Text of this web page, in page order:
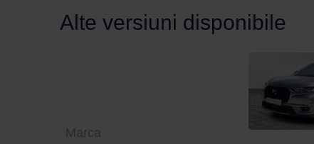
Alte versiuni disponibile
Marca